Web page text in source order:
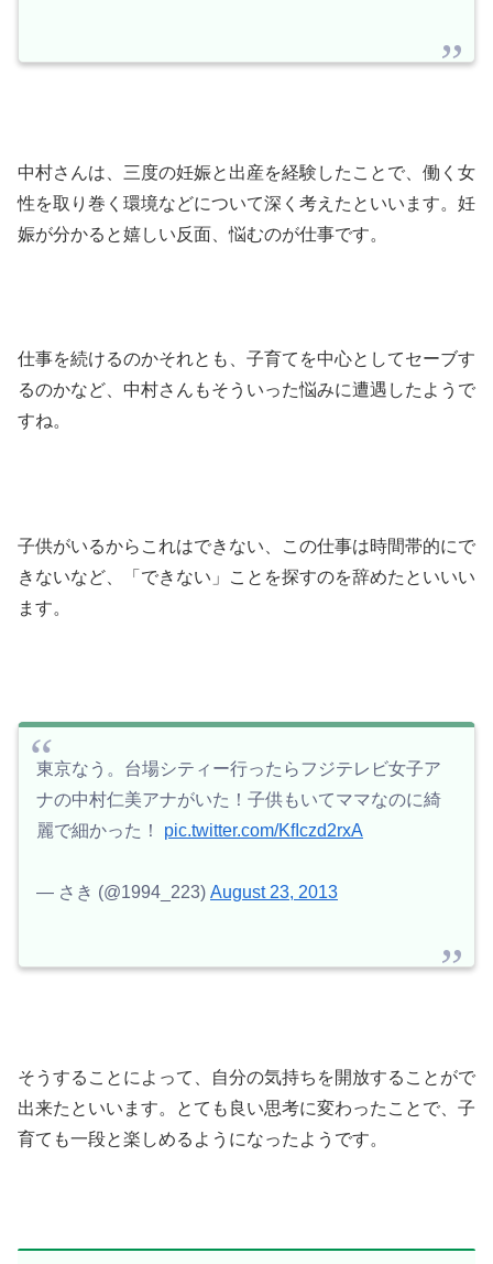
中村さんは、三度の妊娠と出産を経験したことで、働く女
性を取り巻く環境などについて深く考えたといいます。妊
娠が分かると嬉しい反面、悩むのが仕事です。
仕事を続けるのかそれとも、子育てを中心としてセーブす
るのかなど、中村さんもそういった悩みに遭遇したようで
すね。
子供がいるからこれはできない、この仕事は時間帯的にで
きないなど、「できない」ことを探すのを辞めたといいい
ます。
東京なう。台場シティー行ったらフジテレビ女子ア
ナの中村仁美アナがいた！子供もいてママなのに綺
麗で細かった！ pic.twitter.com/KfIczd2rxA
— さき (@1994_223) August 23, 2013
そうすることによって、自分の気持ちを開放することがで
出来たといいます。とても良い思考に変わったことで、子
育ても一段と楽しめるようになったようです。